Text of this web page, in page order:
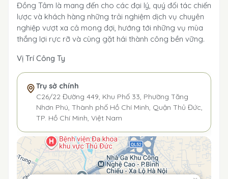
Đồng Tâm là mang đến cho các đại lý, quý đối tác chiến
lược và khách hàng những trải nghiệm dịch vụ chuyên
nghiệp vượt xa cả mong đợi, hướng tới những vụ mùa
thắng lợi rực rỡ và cùng gặt hái thành công bền vững.
Vị Trí Công Ty
Trụ sở chính
C26/22 Đường 449, Khu Phố 33, Phường Tăng
Nhơn Phú, Thành phố Hồ Chí Minh, Quận Thủ Đức,
TP. Hồ Chí Minh, Việt Nam